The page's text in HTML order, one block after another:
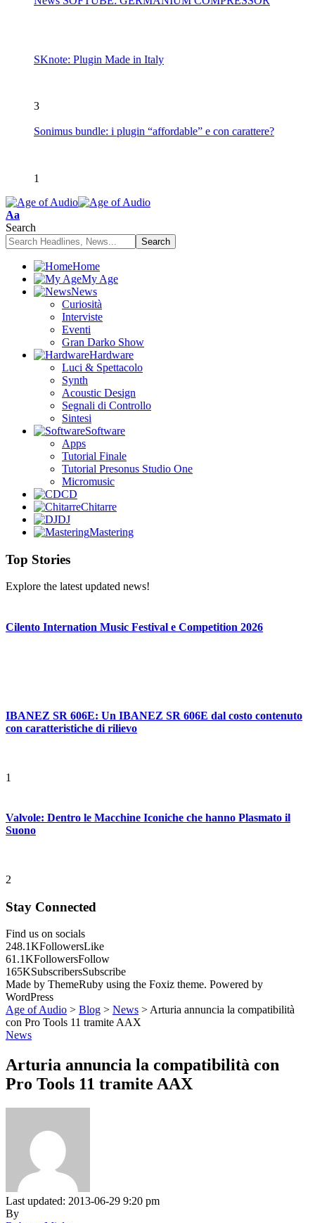
SKnote: Plugin Made in Italy
3
Sonimus bundle: i plugin “affordable” e con carattere?
1
Font
Resizer
Aa
Search
Home
My Age
News
Curiosità
Interviste
Eventi
Gran Darko Show
Hardware
Luci & Spettacolo
Synth
Acoustic Design
Segnali di Controllo
Sintesi
Software
Apps
Tutorial Finale
Tutorial Presonus Studio One
Micromusic
CD
Chitarre
DJ
Mastering
Top Stories
Explore the latest updated news!
Cilento Internation Music Festival e Competition 2026
IBANEZ SR 606E: Un IBANEZ SR 606E dal costo contenuto
con caratteristiche di rilievo
1
Valvole: Dentro le Macchine Iconiche che hanno Plasmato il
Suono
2
Stay Connected
Find us on socials
248.1KFollowersLike
61.1KFollowersFollow
165KSubscribersSubscribe
Made by ThemeRuby using the Foxiz theme. Powered by
WordPress
Age of Audio > Blog > News >Arturia annuncia la compatibilità
con Pro Tools 11 tramite AAX
News
Arturia annuncia la compatibilità con
Pro Tools 11 tramite AAX
Last updated: 2013-06-29 9:20 pm
By